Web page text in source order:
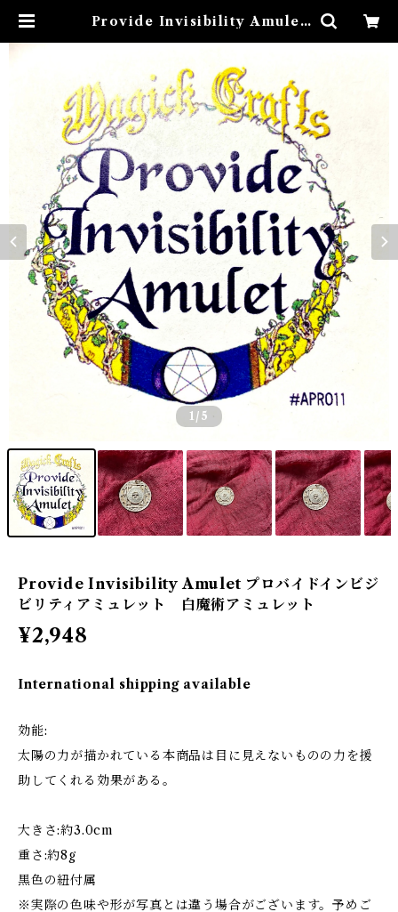
Provide Invisibility Amulet
es Mystical アイリスミスティカ
ル マダムアイリスの風水・本格白
魔術
1 /5
Provide Invisibility Amulet プロバイドインビジ
ビリティアミュレット 白魔術アミュレット
¥2,948
International shipping available
効能:
太陽の力が描かれている本商品は目に見えないものの力を援
助してくれる効果がある。
大きさ:約3.0cm
重さ:約8g
黒色の紐付属
※実際の色味や形が写真とは違う場合がございます。予めご